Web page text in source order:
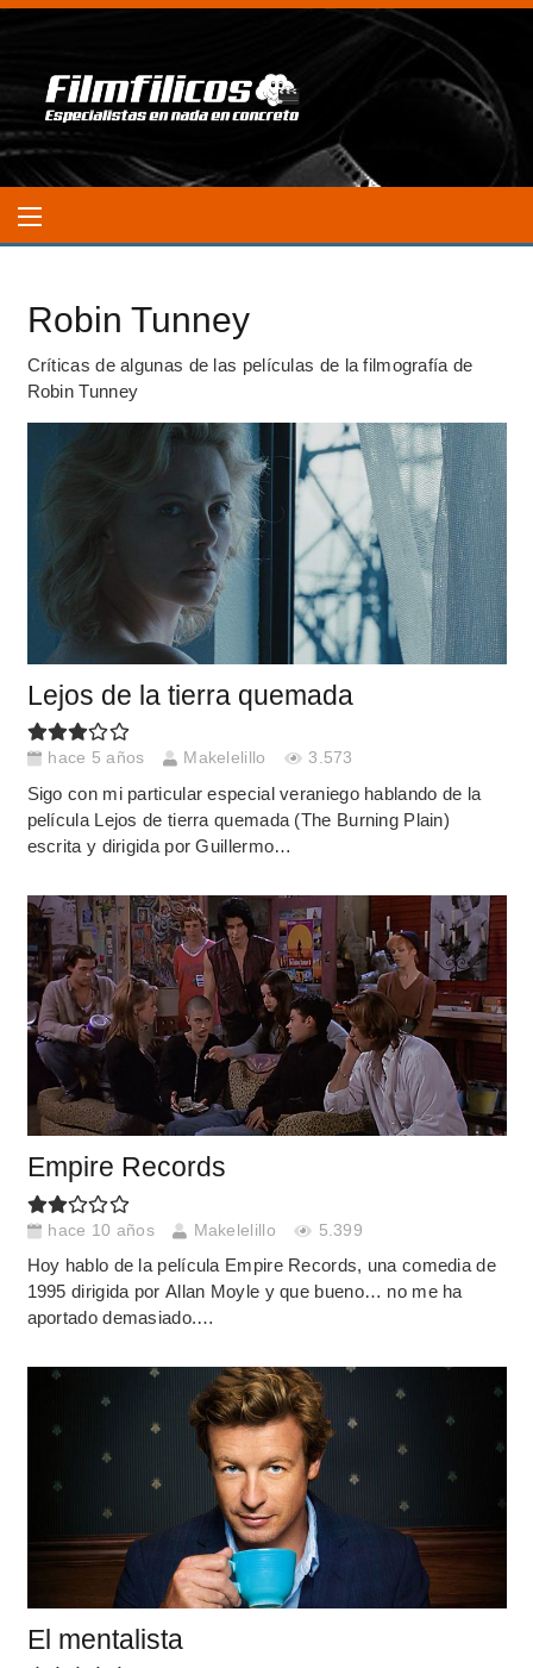
Robin Tunney
Críticas de algunas de las películas de la filmografía de
Robin Tunney
Lejos de la tierra quemada
hace 5 años Makelelillo 3.573
Sigo con mi particular especial veraniego hablando de la
película Lejos de tierra quemada (The Burning Plain)
escrita y dirigida por Guillermo…
Empire Records
hace 10 años Makelelillo 5.399
Hoy hablo de la película Empire Records, una comedia de
1995 dirigida por Allan Moyle y que bueno… no me ha
aportado demasiado.…
El mentalista